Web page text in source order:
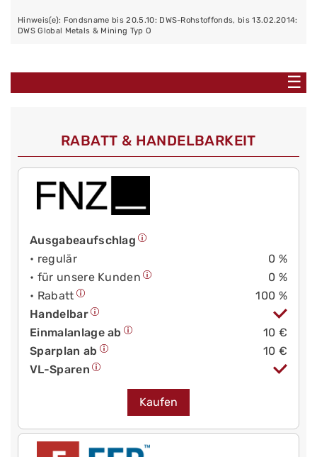
Hinweis(e): Fondsname bis 20.5.10: DWS-Rohstoffonds, bis 13.02.2014:
DWS Global Metals & Mining Typ O
☰
RABATT & HANDELBARKEIT
Ausgabeaufschlag
• regulär
0 %
• für unsere Kunden
0 %
• Rabatt
100 %
Handelbar
Einmalanlage ab
10 €
Sparplan ab
10 €
VL-Sparen
Kaufen